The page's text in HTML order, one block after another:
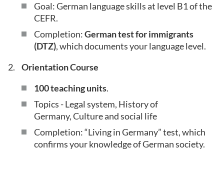
Goal: German language skills at level B1 of the
CEFR.
Completion:German test for immigrants
(DTZ), which documents your language level.
Orientation Course
100 teaching units.
Topics - Legal system, History of
Germany, Culture and social life
Completion: “Living in Germany” test, which
confirms your knowledge of German society.